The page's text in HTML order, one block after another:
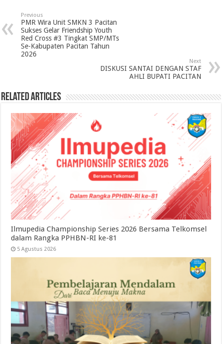
Previous
PMR Wira Unit SMKN 3 Pacitan
Sukses Gelar Friendship Youth
Red Cross #3 Tingkat SMP/MTs
Se-Kabupaten Pacitan Tahun
2026
Next
DISKUSI SANTAI DENGAN STAF
AHLI BUPATI PACITAN
Related Articles
Ilmupedia Championship Series 2026 Bersama Telkomsel
dalam Rangka PPHBN-RI ke-81
5 Agustus 2026